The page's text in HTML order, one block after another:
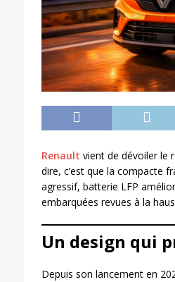
Renault vient de dévoiler le
dire, c’est que la compacte
agressif, batterie LFP
embarquées revues à la
Un design qui
Depuis son lancement en